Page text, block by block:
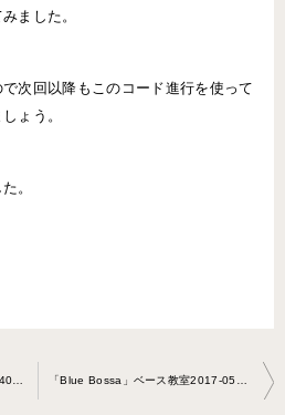
ました。
次回以降もこのコード進行を使って
ょう。
。
「楽曲まとめ」ベース教室2017-0404-no0014-0023 「Blue Bossa」ベース教室2017-0509-no0014-0023